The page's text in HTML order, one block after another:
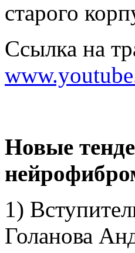
старого
Ссылка на
Новые
1)
Голанова